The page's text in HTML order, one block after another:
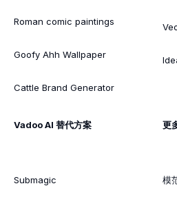
Roman comic paintings
Goofy Ahh Wallpaper
Cattle Brand Generator
Vadoo AI 替代方案
Submagic
更
模